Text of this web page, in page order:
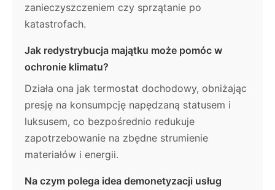
zanieczyszczeniem czy sprzątanie po
katastrofach.
Jak redystrybucja majątku może pomóc w
ochronie klimatu?
Działa ona jak termostat dochodowy, obniżając
presję na konsumpcję napędzaną statusem i
luksusem, co bezpośrednio redukuje
zapotrzebowanie na zbędne strumienie
materiałów i energii.
Na czym polega idea demonetyzacji usług